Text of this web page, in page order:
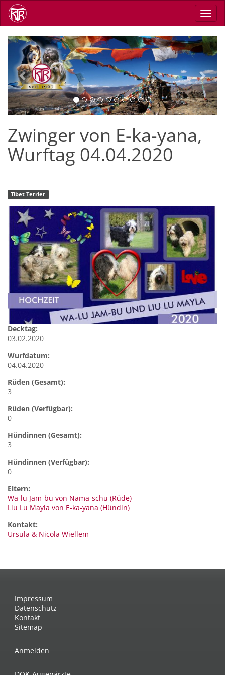
Direkt
zum
Inhalt
Previous Next
Zwinger von E-ka-yana,
Wurftag 04.04.2020
Tibet Terrier
Decktag:
03.02.2020
Wurfdatum:
04.04.2020
Rüden (Gesamt):
3
Rüden (Verfügbar):
0
Hündinnen (Gesamt):
3
Hündinnen (Verfügbar):
0
Eltern:
Wa-lu Jam-bu von Nama-schu (Rüde)
Liu Lu Mayla von E-ka-yana (Hündin)
Kontakt:
Ursula & Nicola Wiellem
Impressum
Datenschutz
Kontakt
Sitemap
Anmelden